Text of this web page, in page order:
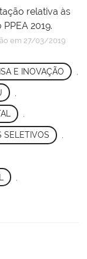
relativa às
2019.
em 27/03/2019
E INOVAÇÃO
,
SELETIVOS